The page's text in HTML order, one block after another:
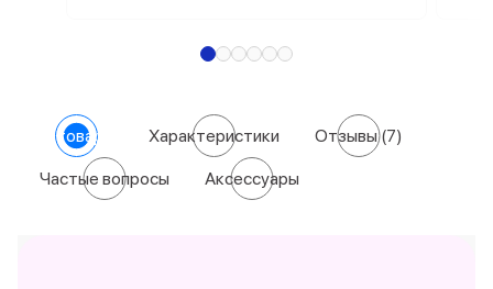
О товаре Характеристики Отзывы(7)
Частые вопросы Аксессуары